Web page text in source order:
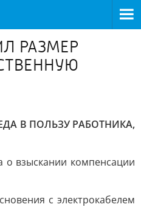
РАЗМЕР
В ПОЛЬЗУ РАБОТНИКА,
о взыскании компенсации
с электрокабелем